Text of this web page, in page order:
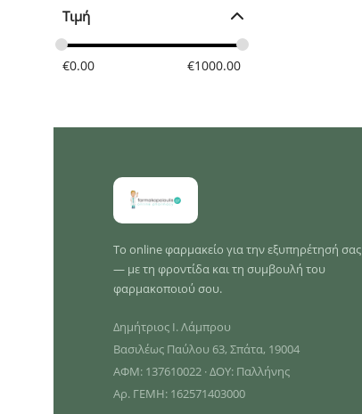
Τιμή
€0.00 €1000.00
Το online φαρμακείο για την εξυπηρέτησή σας
— με τη φροντίδα και τη συμβουλή του
φαρμακοποιού σου.
Δημήτριος Ι. Λάμπρου
Βασιλέως Παύλου 63, Σπάτα, 19004
ΑΦΜ: 137610022 · ΔΟΥ: Παλλήνης
Αρ. ΓΕΜΗ: 162571403000